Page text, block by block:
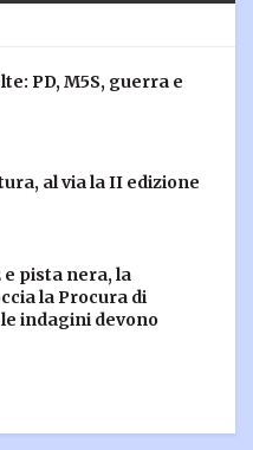
PD, M5S, guerra e
al via la II edizione
e pista nera, la
la Procura di
indagini devono